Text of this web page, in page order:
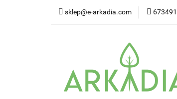
sklep@e-arkadia.com